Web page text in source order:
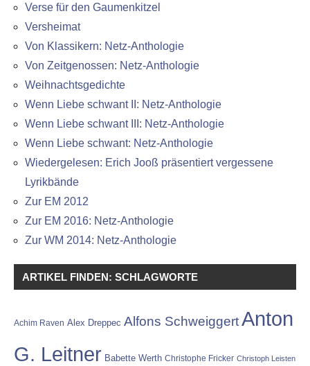
Verse für den Gaumenkitzel
Versheimat
Von Klassikern: Netz-Anthologie
Von Zeitgenossen: Netz-Anthologie
Weihnachtsgedichte
Wenn Liebe schwant II: Netz-Anthologie
Wenn Liebe schwant III: Netz-Anthologie
Wenn Liebe schwant: Netz-Anthologie
Wiedergelesen: Erich Jooß präsentiert vergessene
Lyrikbände
Zur EM 2012
Zur EM 2016: Netz-Anthologie
Zur WM 2014: Netz-Anthologie
ARTIKEL FINDEN: SCHLAGWORTE
Achim Raven Alex Dreppec Alfons SchweiggertAnton
G. Leitner Babette Werth Christophe Fricker Christoph Leisten